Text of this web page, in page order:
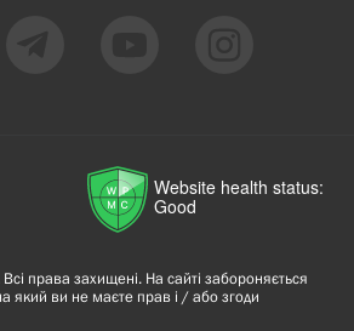
Website health status:
Good
права захищені. На сайті забороняється
який ви не маєте прав і / або згоди